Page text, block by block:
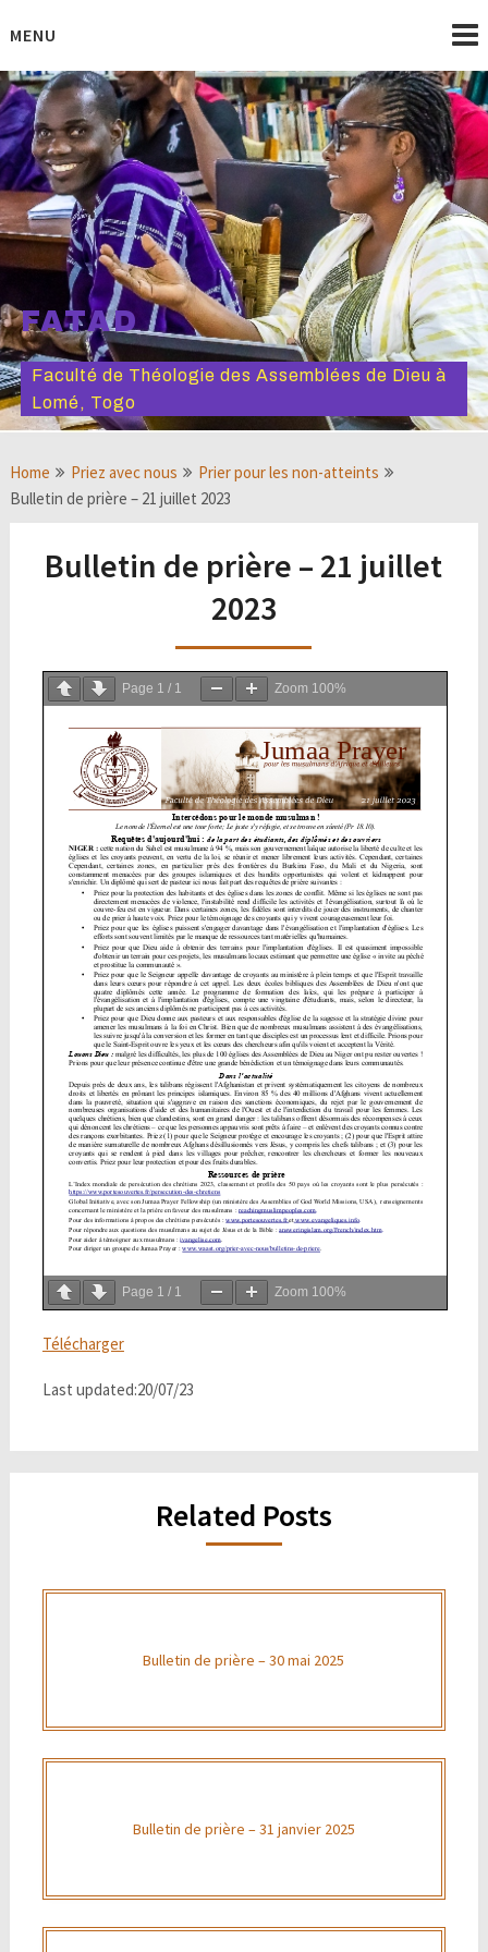
toMENU
FATAD
Faculté de Théologie des Assemblées de Dieu à
Lomé, Togo
Home Priez avec nous
Prier pour les non-atteints
Bulletin de prière – 21 juillet 2023
Bulletin de prière – 21 juillet
2023
Page 1 / 1 Zoom 100%
Page 1 / 1 Zoom 100%
Télécharger
Last updated:20/07/23
Related Posts
Bulletin de prière – 30 mai 2025
Bulletin de prière – 31 janvier 2025